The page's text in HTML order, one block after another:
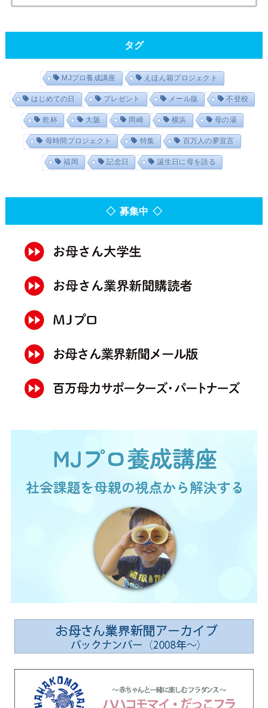
タグ
MJプロ養成講座 えほん箱プロジェクト
はじめての日 プレゼント メール版 不登校
乾杯 大阪 岡崎 横浜 母の湯
母時間プロジェクト 特集 百万人の夢宣言
福岡 記念日 誕生日に母を語る
◇ 募集中 ◇